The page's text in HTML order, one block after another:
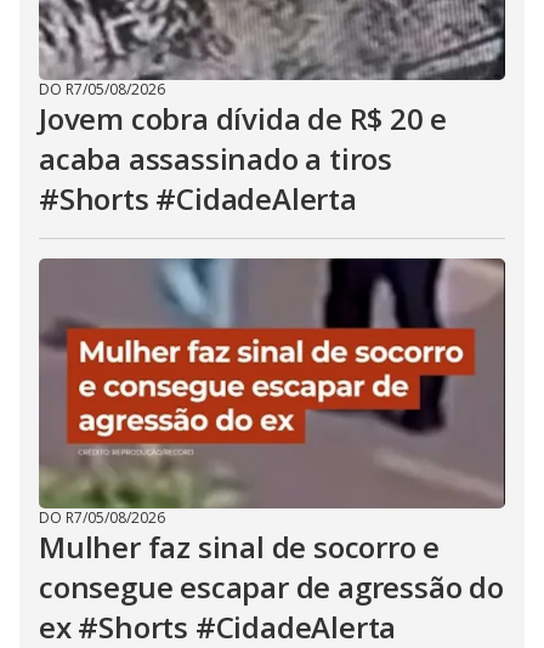
DO R7/05/08/2026
Jovem cobra dívida de R$ 20 e
acaba assassinado a tiros
#Shorts #CidadeAlerta
DO R7/05/08/2026
Mulher faz sinal de socorro e
consegue escapar de agressão do
ex #Shorts #CidadeAlerta